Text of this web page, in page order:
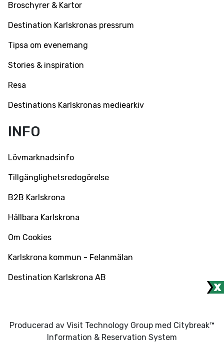
Broschyrer & Kartor
Destination Karlskronas pressrum
Tipsa om evenemang
Stories & inspiration
Resa
Destinations Karlskronas mediearkiv
INFO
Lövmarknadsinfo
Tillgänglighetsredogörelse
B2B Karlskrona
Hållbara Karlskrona
Om Cookies
Karlskrona kommun - Felanmälan
Destination Karlskrona AB
Producerad av Visit Technology Group med Citybreak™
Information & Reservation System